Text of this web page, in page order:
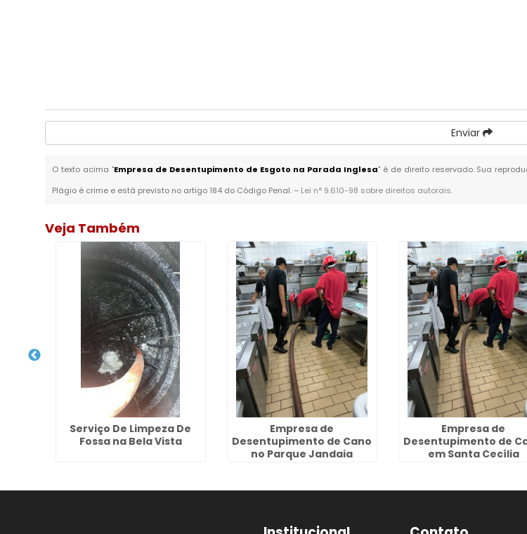
Enviar
O texto acima "Empresa de Desentupimento de Esgoto na Parada Inglesa" é de direito reservado. Sua
Plágio é crime e está previsto no artigo 184 do Código Penal. – Lei n° 9.610-98 sobre direitos autorais.
Veja Também
Serviço De Limpeza De
Fossa na Bela Vista
Empresa de
Desentupimento de Cano
no Parque Jandaia
Empresa de
Desentupimento de
em Santa Cecília